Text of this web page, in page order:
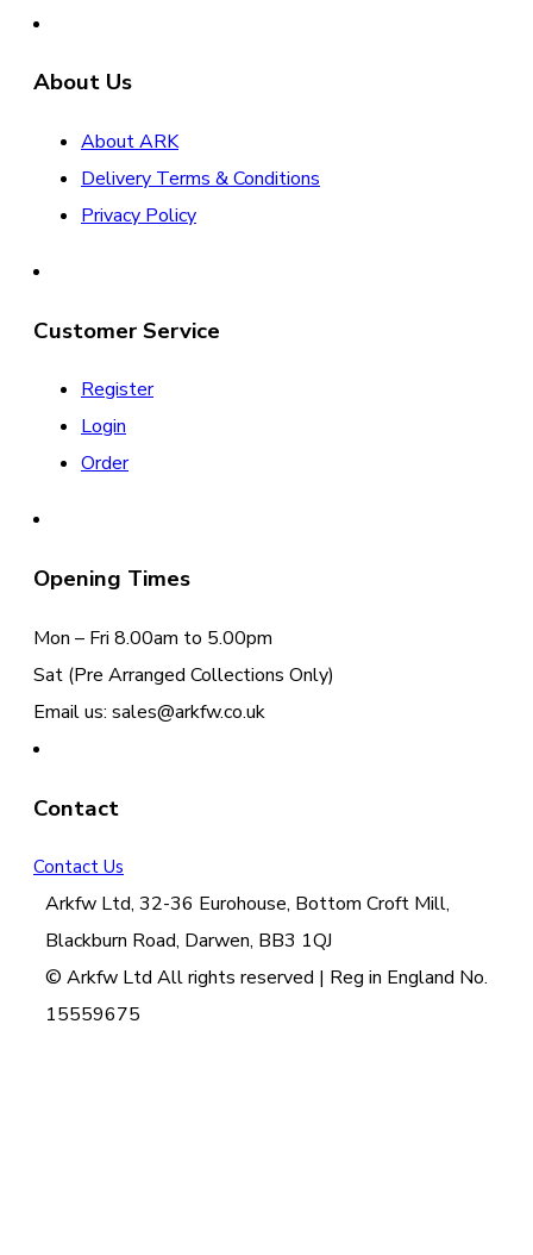
About Us
About ARK
Delivery Terms & Conditions
Privacy Policy
Customer Service
Register
Login
Order
Opening Times
Mon – Fri 8.00am to 5.00pm
Sat (Pre Arranged Collections Only)
Email us: sales@arkfw.co.uk
Contact
Contact Us
Arkfw Ltd, 32-36 Eurohouse, Bottom Croft Mill,
Blackburn Road, Darwen, BB3 1QJ
© Arkfw Ltd All rights reserved | Reg in England No.
15559675